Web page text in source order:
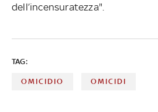
dell’incensuratezza".
TAG:
OMICIDIO OMICIDI